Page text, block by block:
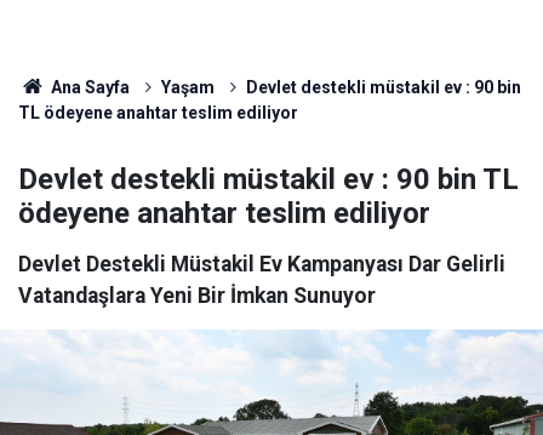
Ana Sayfa Yaşam
Devlet destekli müstakil ev : 90 bin
TL ödeyene anahtar teslim ediliyor
Devlet destekli müstakil ev : 90 bin TL
ödeyene anahtar teslim ediliyor
Devlet Destekli Müstakil Ev Kampanyası Dar Gelirli
Vatandaşlara Yeni Bir İmkan Sunuyor